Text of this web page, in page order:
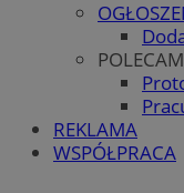
REKLAMA
WSPÓŁPRACA